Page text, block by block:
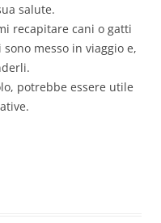
salute.
recapitare cani o gatti
messo in viaggio e,
potrebbe essere utile